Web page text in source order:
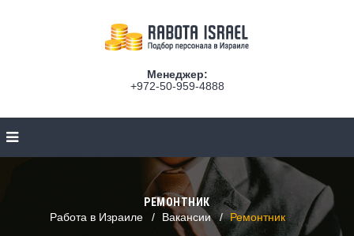
Менеджер:
+972-50-959-4888
РЕМОНТНИК
Работа в Израиле
Вакансии Ремонтник